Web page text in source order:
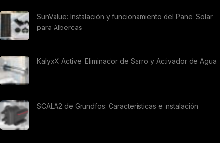
SunValue: Instalación y funcionamiento del Panel Solar
para Albercas
KalyxX Active: Eliminador de Sarro y Activador de Agua
SCALA2 de Grundfos: Características e instalación